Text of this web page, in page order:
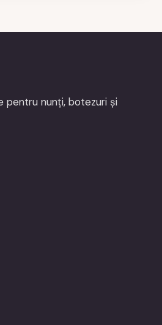
pentru nunți, botezuri și